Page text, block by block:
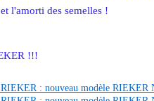
l'amorti des semelles !
!!!